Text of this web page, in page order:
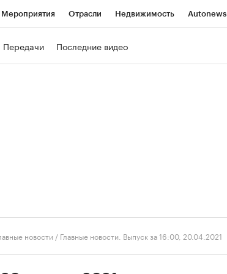
Мероприятия Отрасли Недвижимость Autonews
Передачи Последние видео
новости / Главные новости. Выпуск за 16:00, 20.04.2021